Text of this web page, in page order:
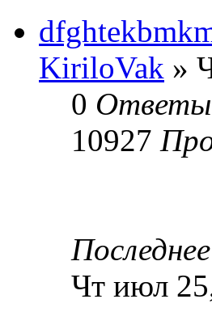
KiriloVak »
0 Ответы
10927
Чт июл